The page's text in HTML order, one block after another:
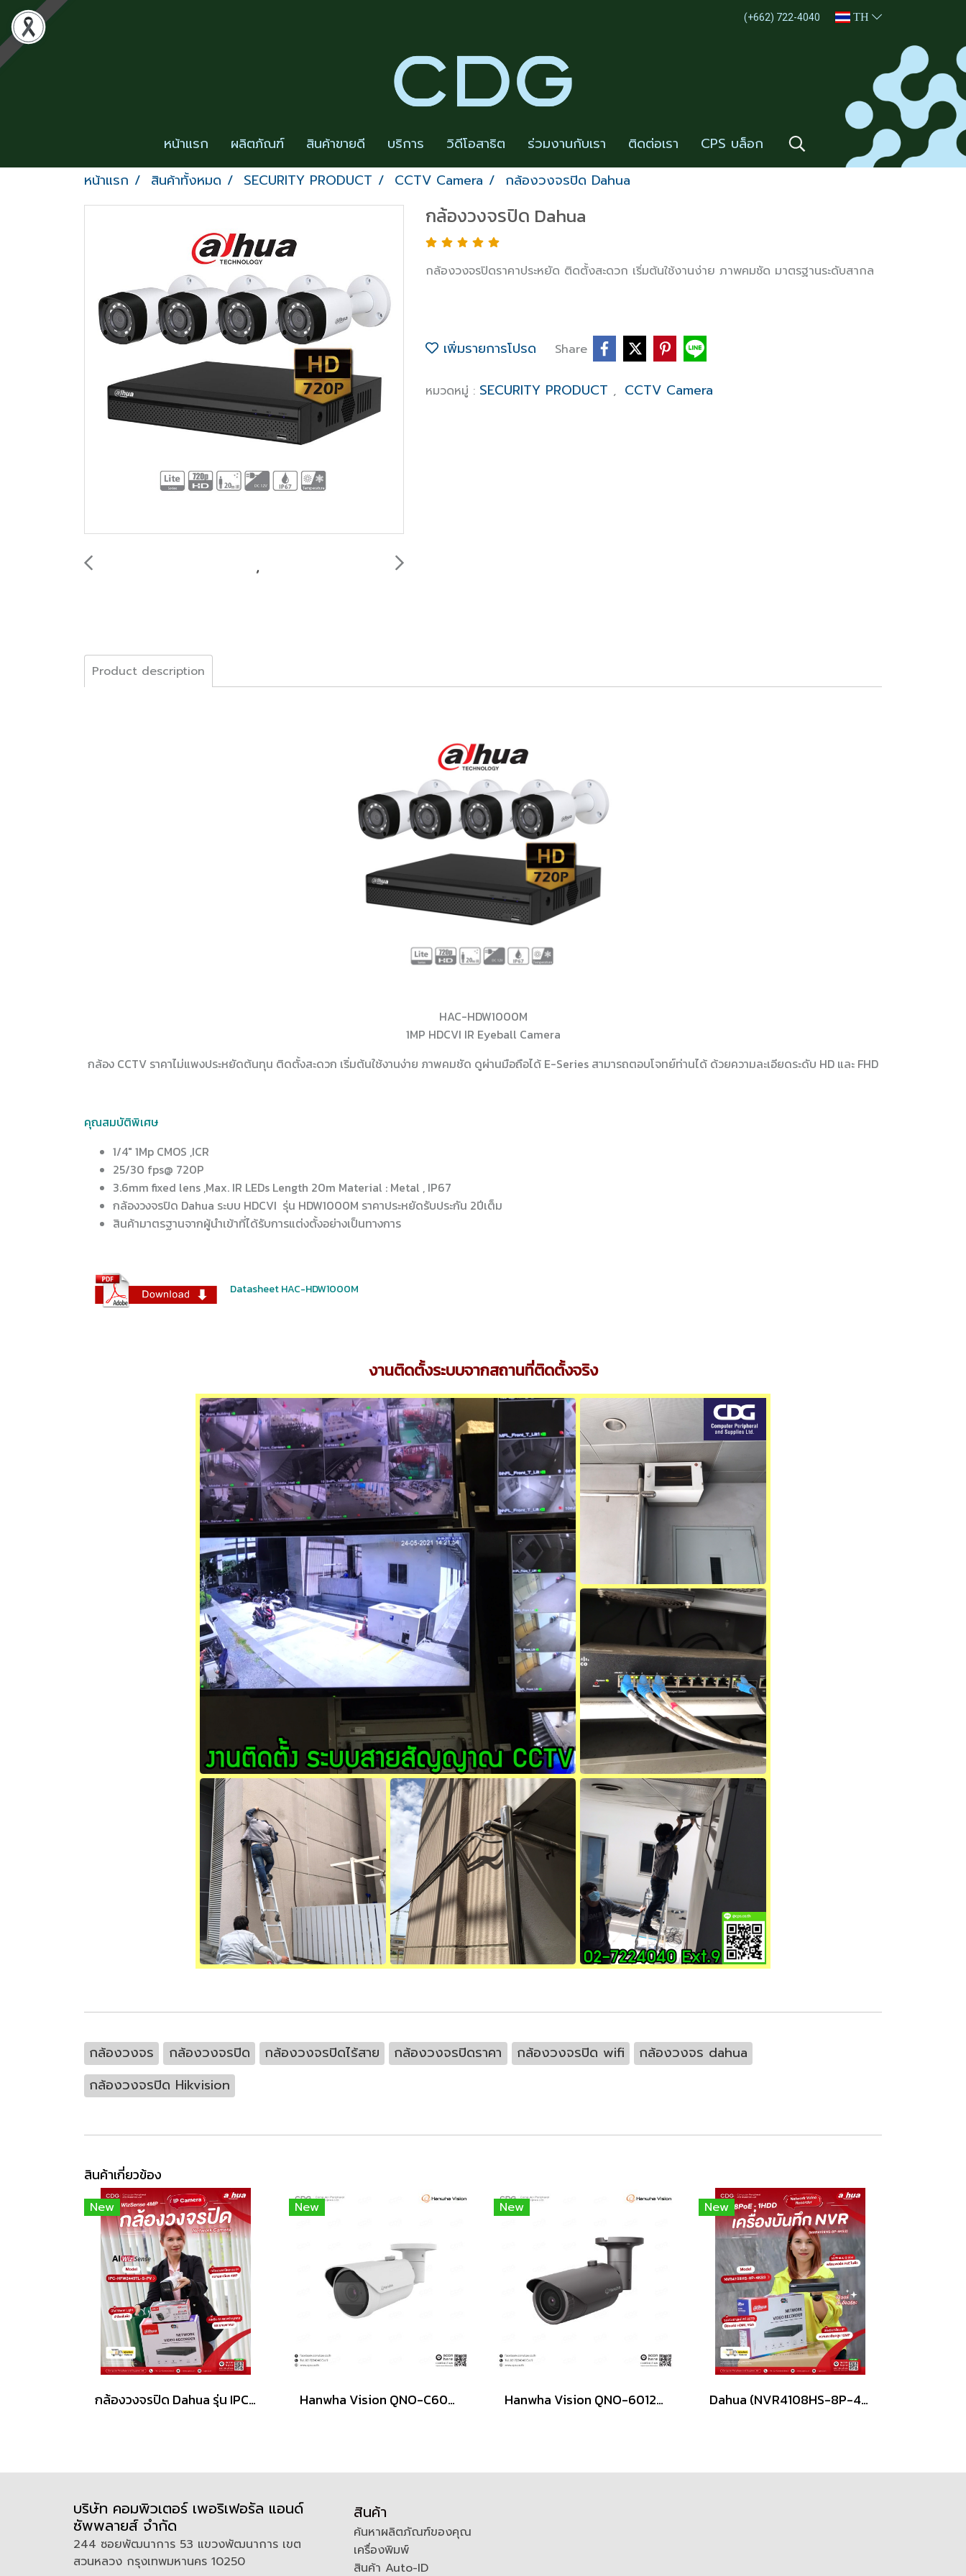
(+662) 722-4040 TH
หน้าแรก ผลิตภัณฑ์ สินค้าขายดี บริการ วิดีโอสาธิต ร่วมงานกับเรา ติดต่อเรา
CPS บล็อก
หน้าแรก
สินค้าทั้งหมด SECURITY PRODUCT CCTV Camera กล้องวงจรปิด Dahua
กล้องวงจรปิด Dahua
กล้องวงจรปิดราคาประหยัด ติดตั้งสะดวก เริ่มต้นใช้งานง่าย ภาพคมชัด มาตรฐานระดับสากล
เพิ่มรายการโปรด Share
หมวดหมู่ : SECURITY PRODUCT , CCTV Camera
Product description
HAC-HDW1000M
1MP HDCVI IR Eyeball Camera
กล้อง CCTV ราคาไม่แพงประหยัดต้นทุน ติดตั้งสะดวก เริ่มต้นใช้งานง่าย ภาพคมชัด ดูผ่านมือถือได้ E-Series สามารถตอบโจทย์ท่านได้ ด้วยความละเอียดระดับ HD และ FHD
คุณสมบัติพิเศษ
1/4″ 1Mp CMOS ,ICR
25/30 fps@ 720P
3.6mm fixed lens ,Max. IR LEDs Length 20m Material : Metal , IP67
กล้องวงจรปิด Dahua ระบบ HDCVI รุ่น HDW1000M ราคาประหยัดรับประกัน 2ปีเต็ม
สินค้ามาตรฐานจากผู้นำเข้าที่ได้รับการแต่งตั้งอย่างเป็นทางการ
Datasheet HAC-HDW1000M
งานติดตั้งระบบจากสถานที่ติดตั้งจริง
กล้องวงจร กล้องวงจรปิด กล้องวงจรปิดไร้สาย กล้องวงจรปิดราคา กล้องวงจรปิด wifi
กล้องวงจร dahua
กล้องวงจรปิด Hikvision
สินค้าเกี่ยวข้อง
New
กล้องวงจรปิด Dahua รุ่น IPC-HFW2449TL-S-PV (2.8mm)
New
Hanwha Vision QNO-C6083R / 2MP มีระบบ AI IR Bullet Camera
New
Hanwha Vision QNO-6012R / 2MP H.265 IR Bullet Camera
New
Dahua (NVR4108HS-8P-4KS3) NVR 8CH Network Video Recorder
บริษัท คอมพิวเตอร์ เพอริเฟอรัล แอนด์
ซัพพลายส์ จำกัด
244 ซอยพัฒนาการ 53 แขวงพัฒนาการ เขต
สวนหลวง กรุงเทพมหานคร 10250
สินค้า
ค้นหาผลิตภัณฑ์ของคุณ
เครื่องพิมพ์
สินค้า Auto-ID